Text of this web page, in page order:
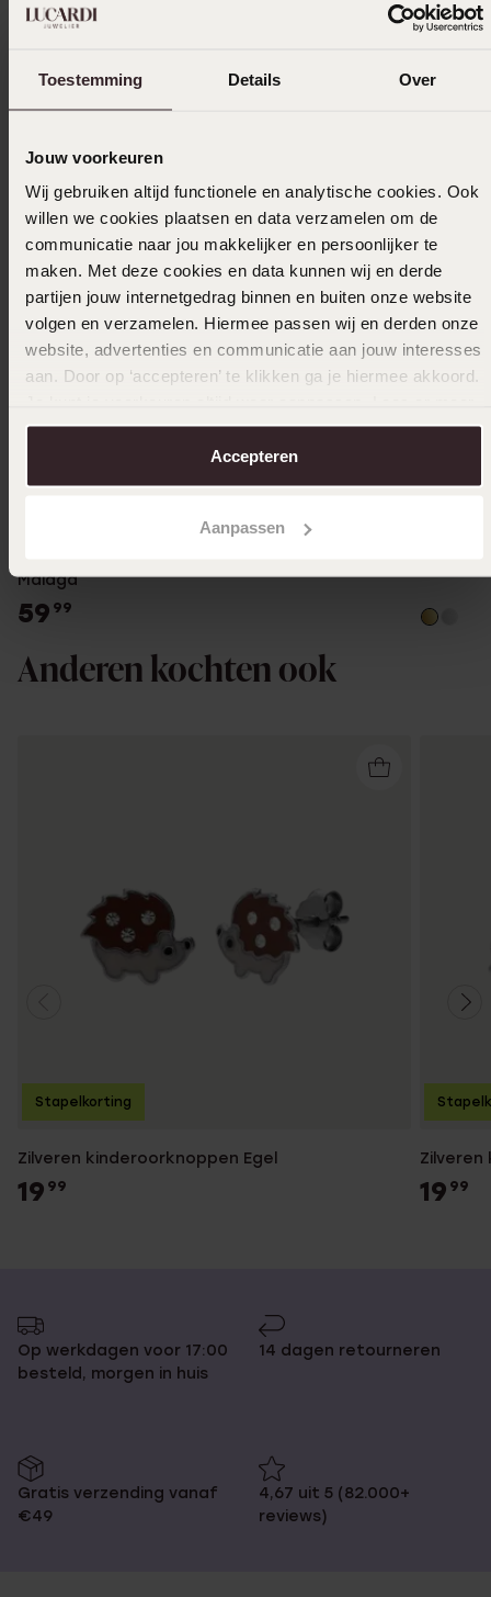
Toestemming Details Over
Jouw voorkeuren
Wij gebruiken altijd functionele en analytische cookies. Ook
willen we cookies plaatsen en data verzamelen om de
communicatie naar jou makkelijker en persoonlijker te
maken. Met deze cookies en data kunnen wij en derde
partijen jouw internetgedrag binnen en buiten onze website
volgen en verzamelen. Hiermee passen wij en derden onze
website, advertenties en communicatie aan jouw interesses
aan. Door op ‘accepteren’ te klikken ga je hiermee akkoord.
over in onscookiebeleid.
Accepteren
Aanpassen
Malaga
59 99
14
stenen
-43%
Anderen kochten ook
Zilveren kinderoorknoppen Egel
19 99
Stapelkorting
19 99
Op werkdagen voor 17:00
besteld, morgen in huis
14 dagen retourneren
Gratis verzending vanaf
€49
4,67 uit 5 (82.000+
reviews)